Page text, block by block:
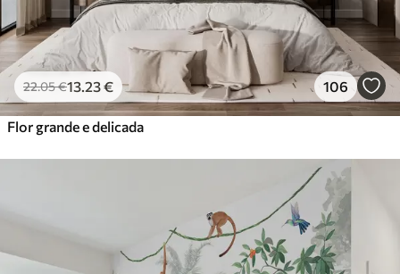
22.05€13 .23€ 106
Flor grande e delicada